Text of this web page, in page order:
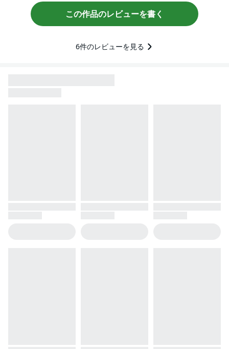
この作品のレビューを書く
6件のレビューを見る